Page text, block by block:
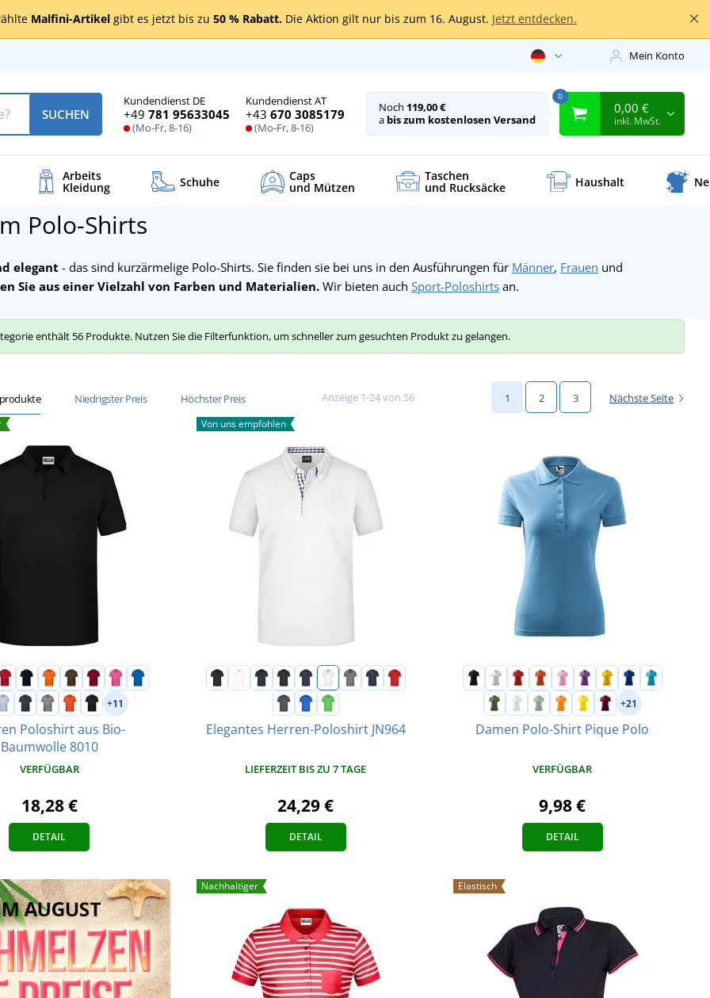
Malfini-Artikel gibt es jetzt bis zu 50 % Rabatt. Die Aktion gilt nur bis zum 16. August. Jetzt entdecken.
Mein Konto
Kundendienst DE
+49 781 95633045
(Mo-Fr, 8-16)
Kundendienst AT
+43 670 3085179
(Mo-Fr, 8-16)
SUCHEN Noch 119,00 €
a bis zum kostenlosen Versand
0
0,00 €
inkl. MwSt.
Arbeits
Kleidung Schuhe Caps
und Mützen
Taschen
und Rucksäcke Haushalt
Polo-Shirts
elegant - das sind kurzärmelige Polo-Shirts. Sie finden sie bei uns in den Ausführungen für Männer, Frauen und
Sie aus einer Vielzahl von Farben und Materialien. Wir bieten auch Sport-Poloshirts an.
enthält 56 Produkte. Nutzen Sie die Filterfunktion, um schneller zum gesuchten Produkt zu gelangen.
Niedrigster Preis Höchster Preis Anzeige 1-24 von 56 1 2 3 Nächste Seite
+11
Poloshirt aus Bio-
Baumwolle 8010
VERFÜGBAR
18,28 €
DETAIL
Von uns empfohlen
Elegantes Herren-Poloshirt JN964
LIEFERZEIT BIS ZU 7 TAGE
24,29 €
DETAIL
+21
Damen Polo-Shirt Pique Polo
VERFÜGBAR
9,98 €
DETAIL
Nachhaltiger Elastisch